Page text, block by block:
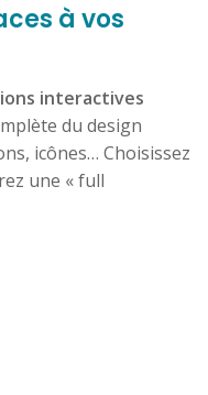
à vos
interactives
du design
icônes… Choisissez
une « full